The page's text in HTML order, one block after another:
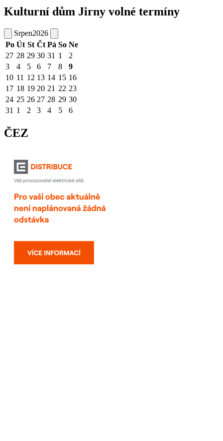
Kulturní dům Jirny volné termíny
Srpen2026
Po Út St Čt Pá So Ne
27 28 29 30 31 1
2
3
4 5 6 7 8
9
10 11 12 13 14 15 16
17 18 19 20 21 22 23
24 25 26 27 28 29 30
31 1 2 3 4 5 6
ČEZ